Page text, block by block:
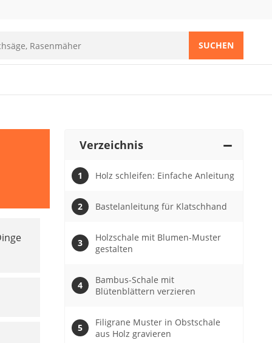
SUCHEN
Verzeichnis
Holz schleifen: Einfache Anleitung
Bastelanleitung für Klatschhand
Holzschale mit Blumen-Muster
gestalten
Bambus-Schale mit
Blütenblättern verzieren
Filigrane Muster in Obstschale
aus Holz gravieren